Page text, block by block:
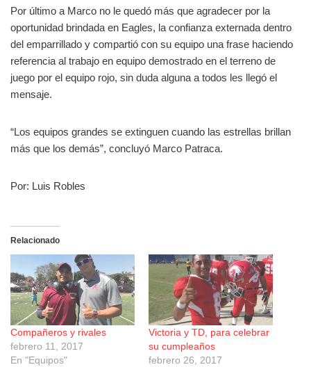
Por último a Marco no le quedó más que agradecer por la
oportunidad brindada en Eagles, la confianza externada dentro
del emparrillado y compartió con su equipo una frase haciendo
referencia al trabajo en equipo demostrado en el terreno de
juego por el equipo rojo, sin duda alguna a todos les llegó el
mensaje.
“Los equipos grandes se extinguen cuando las estrellas brillan
más que los demás”, concluyó Marco Patraca.
Por: Luis Robles
Relacionado
Compañeros y rivales
febrero 11, 2017
En "Equipos"
Victoria y TD, para celebrar
su cumpleaños
febrero 26, 2017